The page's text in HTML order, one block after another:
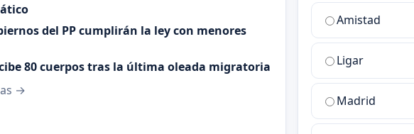
del PP cumplirán la ley con menores
80 cuerpos tras la última oleada migratoria
→
¿Cuál
la
mejor
sala
chat
Amistad
Ligar
Madrid